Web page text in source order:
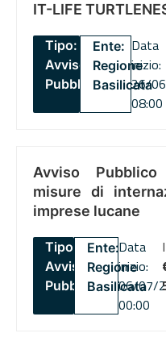
IT-LIFE
Tipo:
Avviso
Pubblico
Ente:
Regione
Basilicata
Data
inizio:
26/
08:00
Avviso
misure di
imprese lucane
Tipo:
Avviso
Pubblico
Ente:
Regione
Basilicata
Data
inizio:
06/07/
00:00